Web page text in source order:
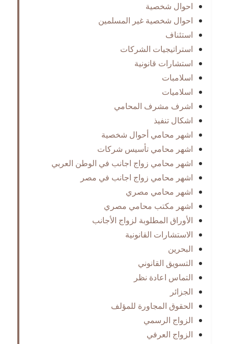
احوال شخصية
احوال شخصية غير المسلمين
استئناف
استراتيجيات الشركات
استشارات قانونية
اسلامبات
اسلاميات
اشرف مشرف المحامي
اشكال تنفيذ
اشهر محامي أحوال شخصية
اشهر محامي تأسيس شركات
اشهر محامي زواج اجانب في الوطن العربي
اشهر محامي زواج اجانب في مصر
اشهر محامي مصري
اشهر مكتب محامي مصري
الأوراق المطلوبة لزواج الأجانب
الاستشارات القانونية
البحرين
التسويق القانوني
التماس اعادة نظر
الجزائر
الحقوق المجاورة للمؤلف
الزواج الرسمي
الزواج العرفي